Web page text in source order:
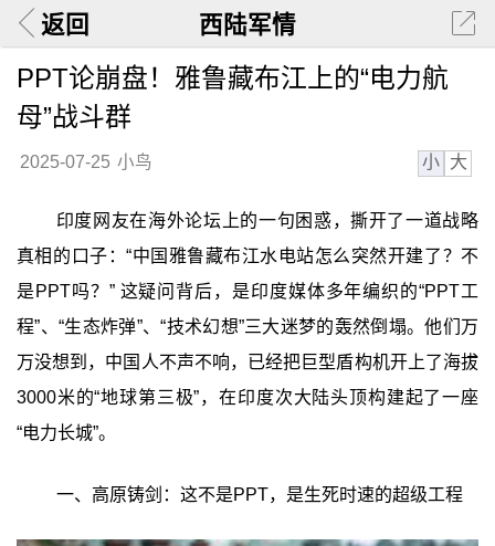
返回 西陆军情
PPT论崩盘！雅鲁藏布江上的“电力航
母”战斗群
2025-07-25 小鸟 小 大
印度网友在海外论坛上的一句困惑，撕开了一道战略
真相的口子：“中国雅鲁藏布江水电站怎么突然开建了？不
是PPT吗？” 这疑问背后，是印度媒体多年编织的“PPT工
程”、“生态炸弹”、“技术幻想”三大迷梦的轰然倒塌。他们万
万没想到，中国人不声不响，已经把巨型盾构机开上了海拔
3000米的“地球第三极”，在印度次大陆头顶构建起了一座
“电力长城”。
一、高原铸剑：这不是PPT，是生死时速的超级工程